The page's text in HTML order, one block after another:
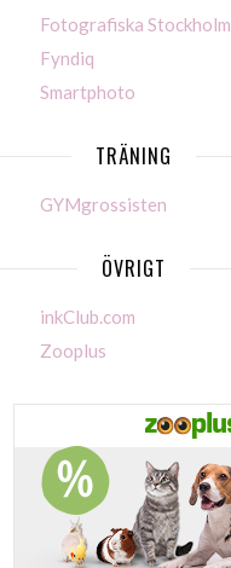
Fotografiska Stockholm
Fyndiq
Smartphoto
TRÄNING
GYMgrossisten
ÖVRIGT
inkClub.com
Zooplus